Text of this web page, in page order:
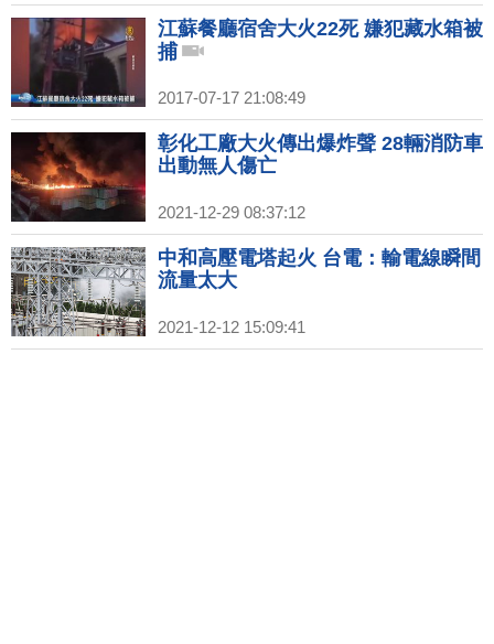
江蘇餐廳宿舍大火22死 嫌犯藏水箱被
捕
2017-07-17 21:08:49
彰化工廠大火傳出爆炸聲 28輛消防車
出動無人傷亡
2021-12-29 08:37:12
中和高壓電塔起火 台電：輸電線瞬間
流量太大
2021-12-12 15:09:41